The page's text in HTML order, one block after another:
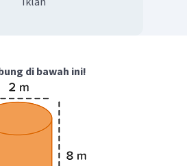
di bawah ini!